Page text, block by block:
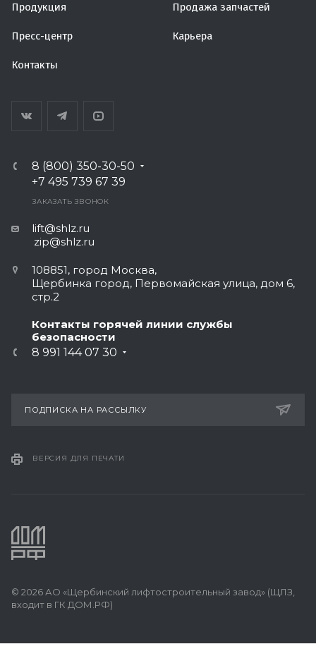
Продукция Продажа запчастей
Пресс-центр Карьера
Контакты
8 (800) 350-30-50
+7 495 739 67 39
ЗАКАЗАТЬ ЗВОНОК
lift@shlz.ru
zip@shlz.ru
108851, город Москва,
Щербинка город, Первомайская улица, дом 6,
стр.2
Контакты горячей линии службы
безопасности
8 991 144 07 30
ПОДПИСКА НА РАССЫЛКУ
ВЕРСИЯ ДЛЯ ПЕЧАТИ
© 2026 АО «Щербинский лифтостроительный завод» (ЩЛЗ,
входит в ГК ДОМ.РФ)